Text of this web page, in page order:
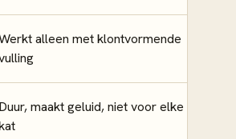
alleen met klontvormende
Duur, maakt geluid, niet voor elke